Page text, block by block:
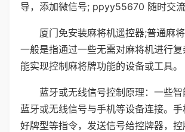
导，添加微信号; ppyy55670 随时交流
厦门免安装麻将机遥控器;普通麻
一般是指通过一些无需对麻将机进行
能实现控制麻将牌功能的设备或工具。
蓝牙或无线信号控制原理：一些
蓝牙或无线信号与手机等设备连接。
好牌型等指令，发送信号给控牌器，